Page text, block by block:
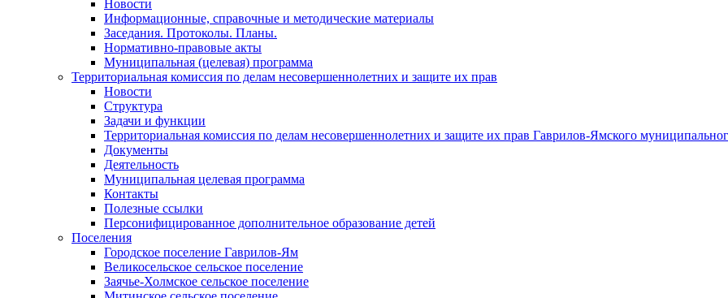
Новости
Информационные, справочные и методические материалы
Заседания. Протоколы. Планы.
Нормативно-правовые акты
Муниципальная (целевая) программа
Территориальная комиссия по делам несовершеннолетних и защите их прав
Новости
Структура
Задачи и функции
Территориальная комиссия по делам несовершеннолетних и защите их прав Гаврилов-Ямского
Документы
Деятельность
Муниципальная целевая программа
Контакты
Полезные ссылки
Персонифицированное дополнительное образование детей
Поселения
Городское поселение Гаврилов-Ям
Великосельское сельское поселение
Заячье-Холмское сельское поселение